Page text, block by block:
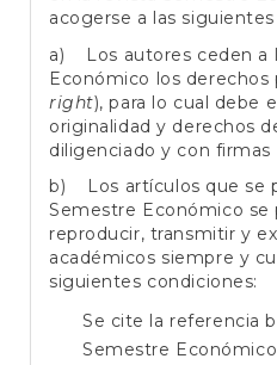
acogerse a las
a) Los autores ceden a
Económico los derechos
right), para lo cual debe
originalidad y derechos
diligenciado y con firmas
b) Los artículos que se
Semestre Económico se
reproducir, transmitir y
académicos siempre y
siguientes condiciones:
Se cite la referencia
Semestre